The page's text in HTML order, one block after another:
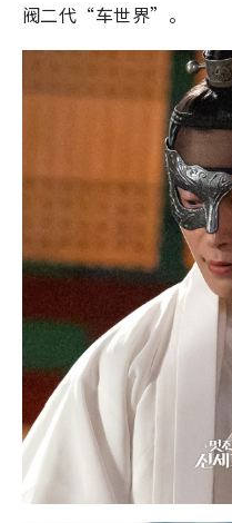
阀二代“车世界”。